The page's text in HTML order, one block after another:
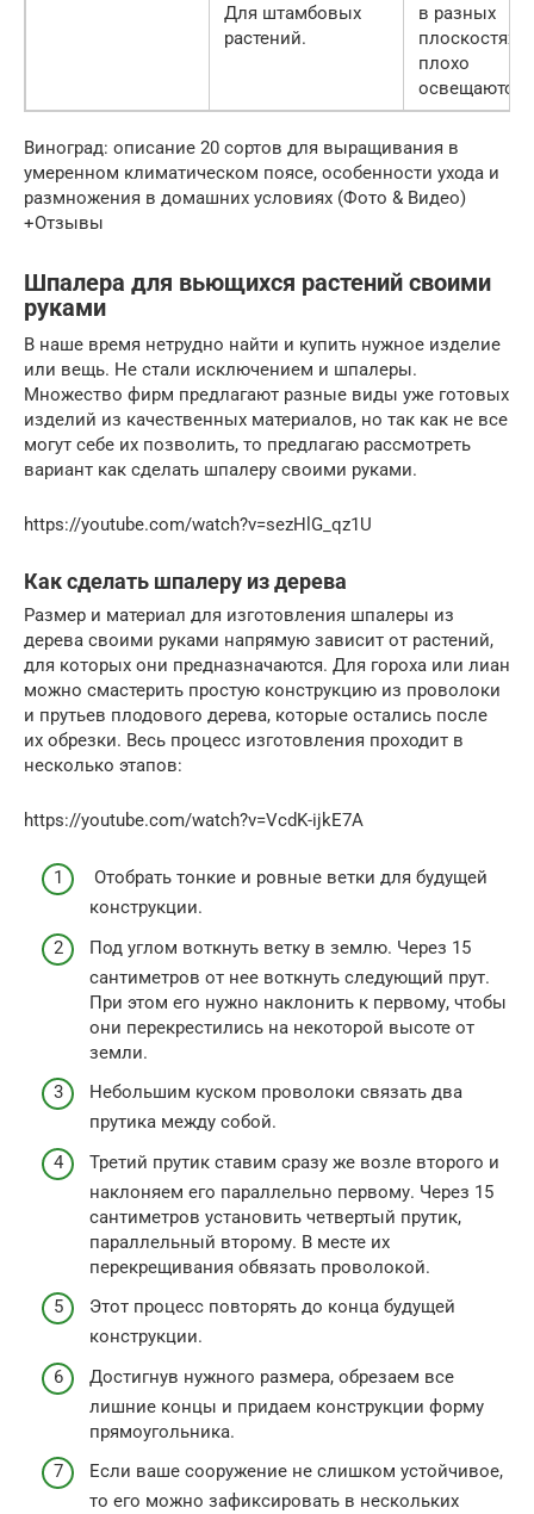
Для штамбовых
растений.
в разных
плоскостях
плохо
освещаются.
Виноград: описание 20 сортов для выращивания в
умеренном климатическом поясе, особенности ухода и
размножения в домашних условиях (Фото & Видео)
+Отзывы
Шпалера для вьющихся растений своими
руками
В наше время нетрудно найти и купить нужное изделие
или вещь. Не стали исключением и шпалеры.
Множество фирм предлагают разные виды уже готовых
изделий из качественных материалов, но так как не все
могут себе их позволить, то предлагаю рассмотреть
вариант как сделать шпалеру своими руками.
https://youtube.com/watch?v=sezHlG_qz1U
Как сделать шпалеру из дерева
Размер и материал для изготовления шпалеры из
дерева своими руками напрямую зависит от растений,
для которых они предназначаются. Для гороха или лиан
можно смастерить простую конструкцию из проволоки
и прутьев плодового дерева, которые остались после
их обрезки. Весь процесс изготовления проходит в
несколько этапов:
https://youtube.com/watch?v=VcdK-ijkE7A
Отобрать тонкие и ровные ветки для будущей
конструкции.
Под углом воткнуть ветку в землю. Через 15
сантиметров от нее воткнуть следующий прут.
При этом его нужно наклонить к первому, чтобы
они перекрестились на некоторой высоте от
земли.
Небольшим куском проволоки связать два
прутика между собой.
Третий прутик ставим сразу же возле второго и
наклоняем его параллельно первому. Через 15
сантиметров установить четвертый прутик,
параллельный второму. В месте их
перекрещивания обвязать проволокой.
Этот процесс повторять до конца будущей
конструкции.
Достигнув нужного размера, обрезаем все
лишние концы и придаем конструкции форму
прямоугольника.
Если ваше сооружение не слишком устойчивое,
то его можно зафиксировать в нескольких